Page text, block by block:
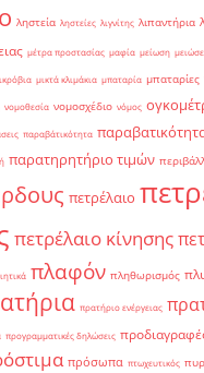
ληστεία ληστείες λιγνίτης λιπαντήρια
μέτρα προστασίας μαφία μείωση
μικτά κλιμάκια μπαταρία μπαταρίες
νομοθεσία νομοσχέδιο νόμος
παραβάτικότητα
παρατηρητήριο τιμών
πετρέλαιο
πετρέλαιο κίνησης
πλαφόν πληθωρισμός
πρατήριο ενέργειας
προγραμματικές δηλώσεις
πρόσωπα πτωχευτικός